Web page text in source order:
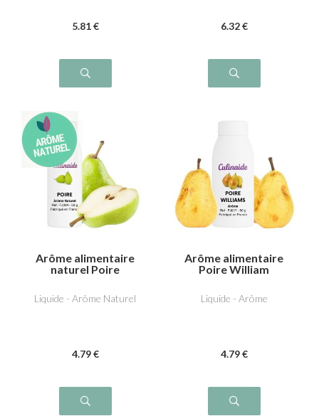
5.81 € 6.32 €
Arôme alimentaire
naturel Poire
Liquide - Arôme Naturel
4.79 €
Arôme alimentaire
Poire William
Liquide - Arôme
4.79 €